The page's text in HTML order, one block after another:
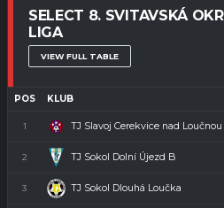
SELECT 8. SVITAVSKÁ
LIGA
VIEW FULL TABLE
POS KLUB
1 TJ Slavoj Cerekvice nad Loučnou
2 TJ Sokol Dolní Újezd B
3 TJ Sokol Dlouhá Loučka